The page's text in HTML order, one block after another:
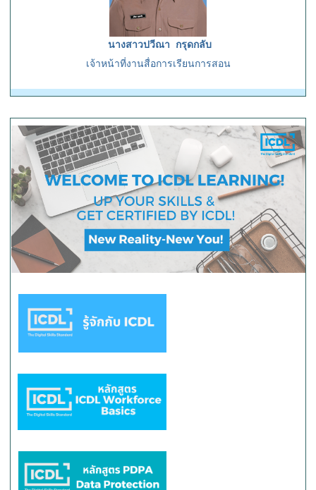
นางสาวปวีณา กรุดกลับ
เจ้าหน้าที่งานสื่อการเรียนการสอน